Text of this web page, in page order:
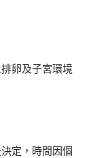
卵及子宮環境
定，時間因個